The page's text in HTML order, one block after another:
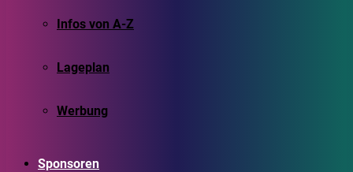
Infos von A-Z
Lageplan
Werbung
Sponsoren